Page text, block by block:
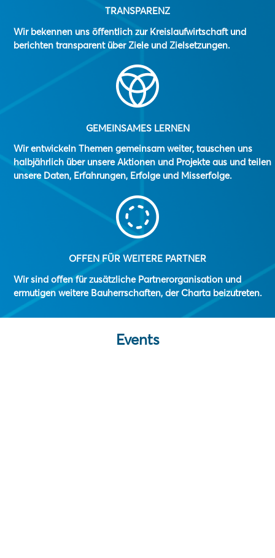
TRANSPARENZ
Wir bekennen uns öffentlich zur Kreislaufwirtschaft und
berichten transparent über Ziele und Zielsetzungen.
GEMEINSAMES LERNEN
Wir entwickeln Themen gemeinsam weiter, tauschen uns
halbjährlich über unsere Aktionen und Projekte aus und teilen
unsere Daten, Erfahrungen, Erfolge und Misserfolge.
OFFEN FÜR WEITERE PARTNER
Wir sind offen für zusätzliche Partnerorganisation und
ermutigen weitere Bauherrschaften, der Charta beizutreten.
Events